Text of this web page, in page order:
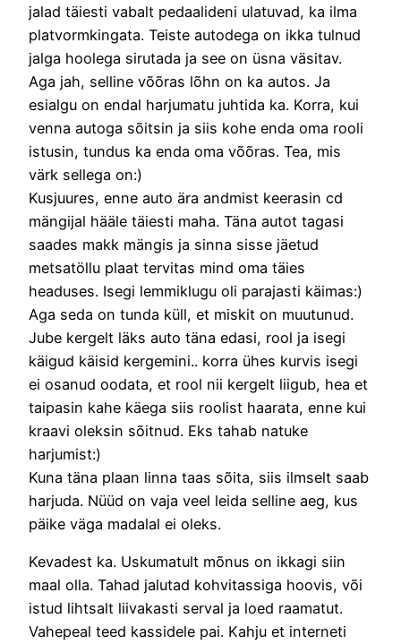
jalad täiesti vabalt pedaalideni ulatuvad, ka ilma
platvormkingata. Teiste autodega on ikka tulnud
jalga hoolega sirutada ja see on üsna väsitav.
Aga jah, selline võõras lõhn on ka autos. Ja
esialgu on endal harjumatu juhtida ka. Korra, kui
venna autoga sõitsin ja siis kohe enda oma rooli
istusin, tundus ka enda oma võõras. Tea, mis
värk sellega on:)
Kusjuures, enne auto ära andmist keerasin cd
mängijal hääle täiesti maha. Täna autot tagasi
saades makk mängis ja sinna sisse jäetud
metsatöllu plaat tervitas mind oma täies
headuses. Isegi lemmiklugu oli parajasti käimas:)
Aga seda on tunda küll, et miskit on muutunud.
Jube kergelt läks auto täna edasi, rool ja isegi
käigud käisid kergemini.. korra ühes kurvis isegi
ei osanud oodata, et rool nii kergelt liigub, hea et
taipasin kahe käega siis roolist haarata, enne kui
kraavi oleksin sõitnud. Eks tahab natuke
harjumist:)
Kuna täna plaan linna taas sõita, siis ilmselt saab
harjuda. Nüüd on vaja veel leida selline aeg, kus
päike väga madalal ei oleks.
Kevadest ka. Uskumatult mõnus on ikkagi siin
maal olla. Tahad jalutad kohvitassiga hoovis, või
istud lihtsalt liivakasti serval ja loed raamatut.
Vahepeal teed kassidele pai. Kahju et interneti